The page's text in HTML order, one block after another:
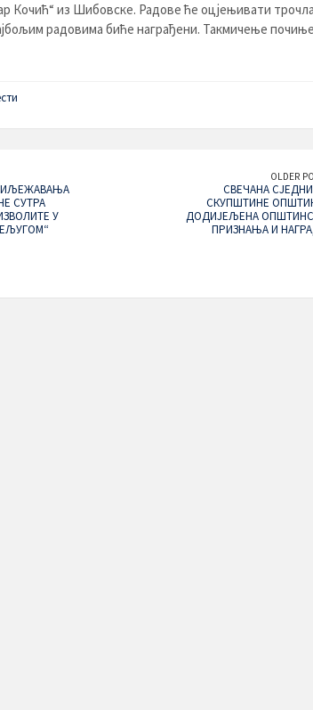
Кочић“ из Шибовскe. Радове ће оцјењивати
радовима биће награђени. Такмичење почиње
СУТРА
У
OLDER
СВЕЧАНА
СКУПШТИНЕ
ДОДИЈЕЉЕНА
ПРИЗНАЊА И